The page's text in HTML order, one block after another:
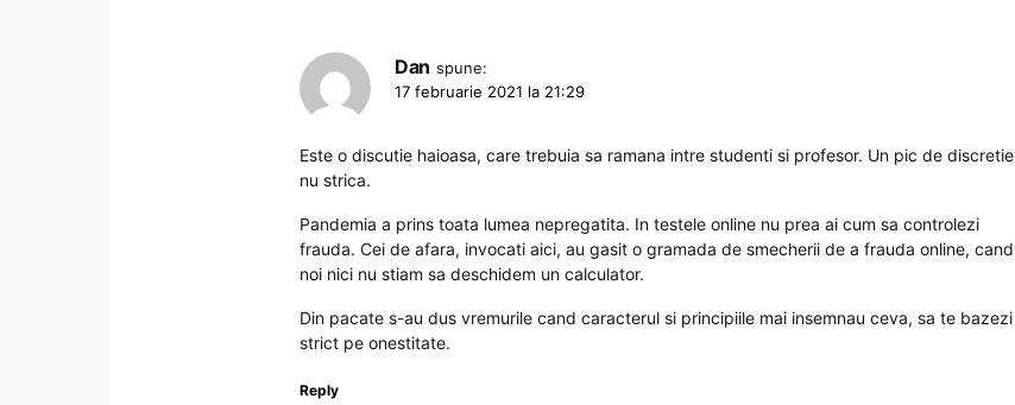
Dan spune:
17 februarie 2021 la 21:29
Este o discutie haioasa, care trebuia sa ramana intre studenti si profesor. Un pic de discretie
nu strica.
Pandemia a prins toata lumea nepregatita. In testele online nu prea ai cum sa controlezi
frauda. Cei de afara, invocati aici, au gasit o gramada de smecherii de a frauda online, cand
noi nici nu stiam sa deschidem un calculator.
Din pacate s-au dus vremurile cand caracterul si principiile mai insemnau ceva, sa te bazezi
strict pe onestitate.
Reply